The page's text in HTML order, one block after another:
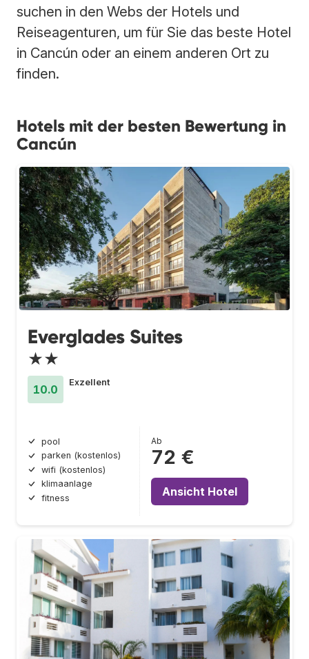
suchen in den Webs der Hotels und
Reiseagenturen, um für Sie das beste Hotel
in Cancún oder an einem anderen Ort zu
finden.
Hotels mit der besten Bewertung in
Cancún
Everglades Suites
★★
10.0
Exzellent
pool
parken (kostenlos)
wifi (kostenlos)
klimaanlage
fitness
Ab
72 €
Ansicht Hotel